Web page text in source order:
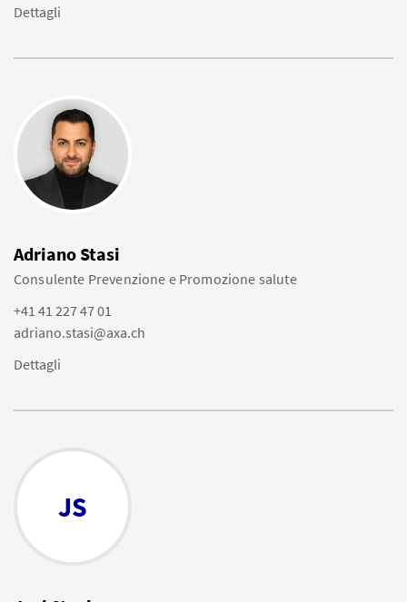
Dettagli
Adriano Stasi
Consulente Prevenzione e Promozione salute
+41 41 227 47 01
adriano.stasi@axa.ch
Dettagli
JS